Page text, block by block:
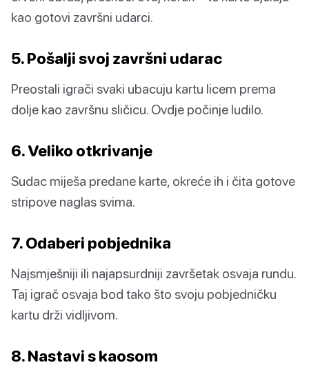
kao gotovi završni udarci.
5. Pošalji svoj završni udarac
Preostali igrači svaki ubacuju kartu licem prema
dolje kao završnu sličicu. Ovdje počinje ludilo.
6. Veliko otkrivanje
Sudac miješa predane karte, okreće ih i čita gotove
stripove naglas svima.
7. Odaberi pobjednika
Najsmješniji ili najapsurdniji završetak osvaja rundu.
Taj igrač osvaja bod tako što svoju pobjedničku
kartu drži vidljivom.
8. Nastavi s kaosom